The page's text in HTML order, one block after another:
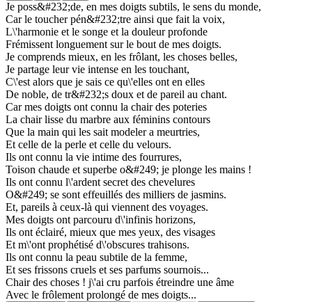
Je poss&#232;de, en mes doigts subtils, le sens du monde,
Car le toucher pén&#232;tre ainsi que fait la voix,
L\'harmonie et le songe et la douleur profonde
Frémissent longuement sur le bout de mes doigts.
Je comprends mieux, en les frôlant, les choses belles,
Je partage leur vie intense en les touchant,
C\'est alors que je sais ce qu\'elles ont en elles
De noble, de tr&#232;s doux et de pareil au chant.
Car mes doigts ont connu la chair des poteries
La chair lisse du marbre aux féminins contours
Que la main qui les sait modeler a meurtries,
Et celle de la perle et celle du velours.
Ils ont connu la vie intime des fourrures,
Toison chaude et superbe o&#249; je plonge les mains !
Ils ont connu l\'ardent secret des chevelures
O&#249; se sont effeuillés des milliers de jasmins.
Et, pareils à ceux-là qui viennent des voyages.
Mes doigts ont parcouru d\'infinis horizons,
Ils ont éclairé, mieux que mes yeux, des visages
Et m\'ont prophétisé d\'obscures trahisons.
Ils ont connu la peau subtile de la femme,
Et ses frissons cruels et ses parfums sournois...
Chair des choses ! j\'ai cru parfois étreindre une âme
Avec le frôlement prolongé de mes doigts...